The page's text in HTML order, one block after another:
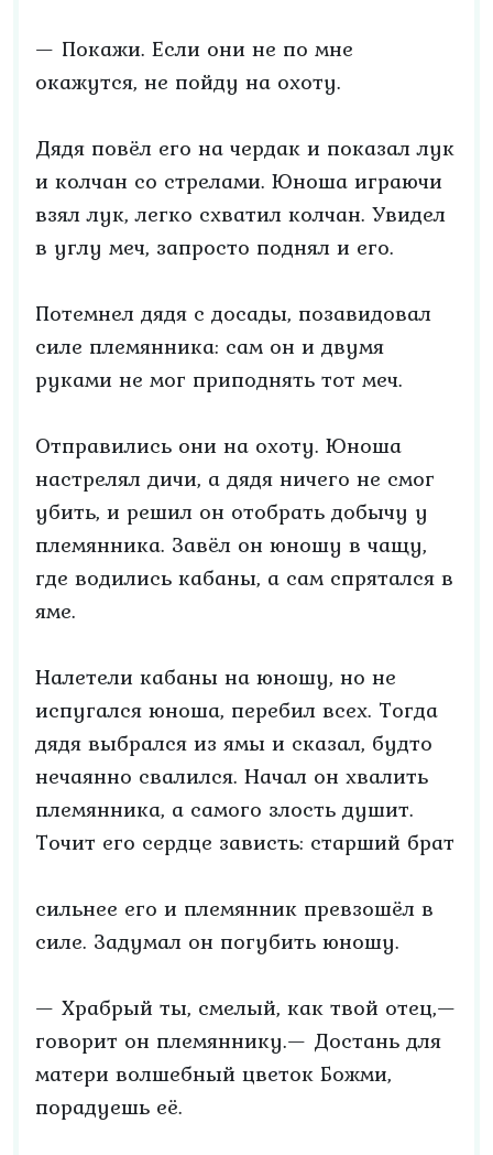
— Покажи. Если они не по мне
окажутся, не пойду на охоту.
Дядя повёл его на чердак и показал лук
и колчан со стрелами. Юноша играючи
взял лук, легко схватил колчан. Увидел
в углу меч, запросто поднял и его.
Потемнел дядя с досады, позавидовал
силе племянника: сам он и двумя
руками не мог приподнять тот меч.
Отправились они на охоту. Юноша
настрелял дичи, а дядя ничего не смог
убить, и решил он отобрать добычу у
племянника. Завёл он юношу в чащу,
где водились кабаны, а сам спрятался в
яме.
Налетели кабаны на юношу, но не
испугался юноша, перебил всех. Тогда
дядя выбрался из ямы и сказал, будто
нечаянно свалился. Начал он хвалить
племянника, а самого злость душит.
Точит его сердце зависть: старший брат
сильнее его и племянник превзошёл в
силе. Задумал он погубить юношу.
— Храбрый ты, смелый, как твой отец,—
говорит он племяннику.— Достань для
матери волшебный цветок Божми,
порадуешь её.